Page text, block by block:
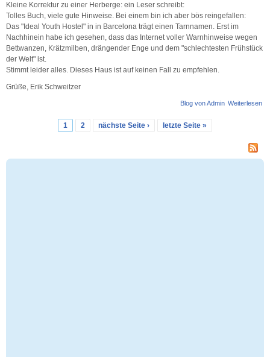
Kleine Korrektur zu einer Herberge: ein Leser schreibt:
Tolles Buch, viele gute Hinweise. Bei einem bin ich aber bös reingefallen:
Das "Ideal Youth Hostel" in in Barcelona trägt einen Tarnnamen. Erst im
Nachhinein habe ich gesehen, dass das Internet voller Warnhinweise wegen
Bettwanzen, Krätzmilben, drängender Enge und dem "schlechtesten Frühstück
der Welt" ist.
Stimmt leider alles. Dieses Haus ist auf keinen Fall zu empfehlen.
Grüße, Erik Schweitzer
Weiterlesen
Blog von Admin
1 2 nächste Seite › letzte Seite »